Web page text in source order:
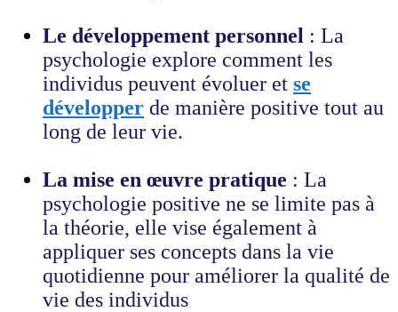
Le développement personnel : La
psychologie explore comment les
individus peuvent évoluer et se
développer de manière positive tout au
long de leur vie.
La mise en œuvre pratique : La
psychologie positive ne se limite pas à
la théorie, elle vise également à
appliquer ses concepts dans la vie
quotidienne pour améliorer la qualité de
vie des individus